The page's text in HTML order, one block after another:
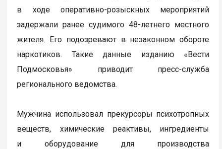
в ходе оперативно-розыскных мероприятий
задержали ранее судимого 48-летнего местного
жителя. Его подозревают в незаконном обороте
наркотиков. Такие данные изданию «Вести
Подмосковья» приводит пресс-служба
регионального ведомства.
Мужчина использовал прекурсоры психотропных
веществ, химические реактивы, ингредиенты
и оборудование для производства